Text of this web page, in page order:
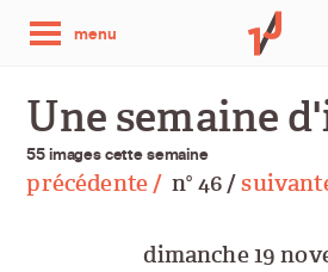
menu
Une semaine
55 images cette semaine
précédente / no 46 /
dimanche 19